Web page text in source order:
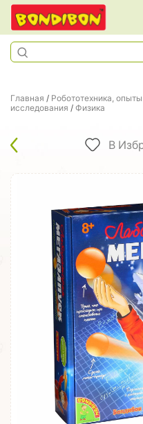
Главная / Робототехника,
исследования / Физика
В